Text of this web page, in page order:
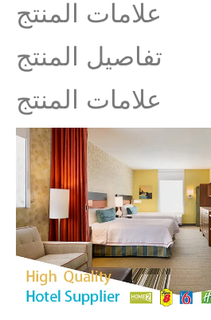
علامات المنتج
تفاصيل المنتج
علامات المنتج